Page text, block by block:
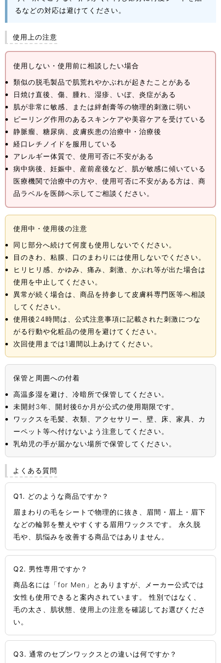
るなどの対応は避けてください。
使用上の注意
使用しない・使用前に相談したい場合
類似の脱毛製品で肌荒れやかぶれが起きたことがある
日焼け直後、傷、腫れ、湿疹、いぼ、炎症がある
肌が非常に敏感、または絆創膏等の物理的刺激に弱い
ピーリング作用のあるスキンケアや美容ケアを受けている
静脈瘤、糖尿病、皮膚疾患の治療中・治療後
経口レチノイドを服用している
アレルギー体質で、使用可否に不安がある
病中病後、妊娠中、産前産後など、肌が敏感に傾いている
医療機関で治療中の方や、使用可否に不安がある方は、商
品ラベルを医師へ示してご相談ください。
使用中・使用後の注意
同じ部分へ続けて何度も使用しないでください。
目のきわ、粘膜、口のまわりには使用しないでください。
ヒリヒリ感、かゆみ、痛み、刺激、かぶれ等が出た場合は
使用を中止してください。
異常が続く場合は、商品を持参して皮膚科専門医等へ相談
してください。
使用後24時間は、公式注意事項に記載された刺激につな
がる行動や化粧品の使用を避けてください。
次回使用までは1週間以上あけてください。
保管と周囲への付着
高温多湿を避け、冷暗所で保管してください。
未開封3年、開封後6か月が公式の使用期限です。
ワックスを毛髪、衣類、アクセサリー、壁、床、家具、カ
ーペット等へ付けないよう注意してください。
乳幼児の手が届かない場所で保管してください。
よくある質問
Q1. どのような商品ですか？
眉まわりの毛をシートで物理的に抜き、眉間・眉上・眉下
などの輪郭を整えやすくする眉用ワックスです。 永久脱
毛や、肌悩みを改善する商品ではありません。
Q2. 男性専用ですか？
商品名には「for Men」とありますが、メーカー公式では
女性も使用できると案内されています。 性別ではなく、
毛の太さ、肌状態、使用上の注意を確認してお選びくださ
い。
Q3. 通常のセブンワックスとの違いは何ですか？